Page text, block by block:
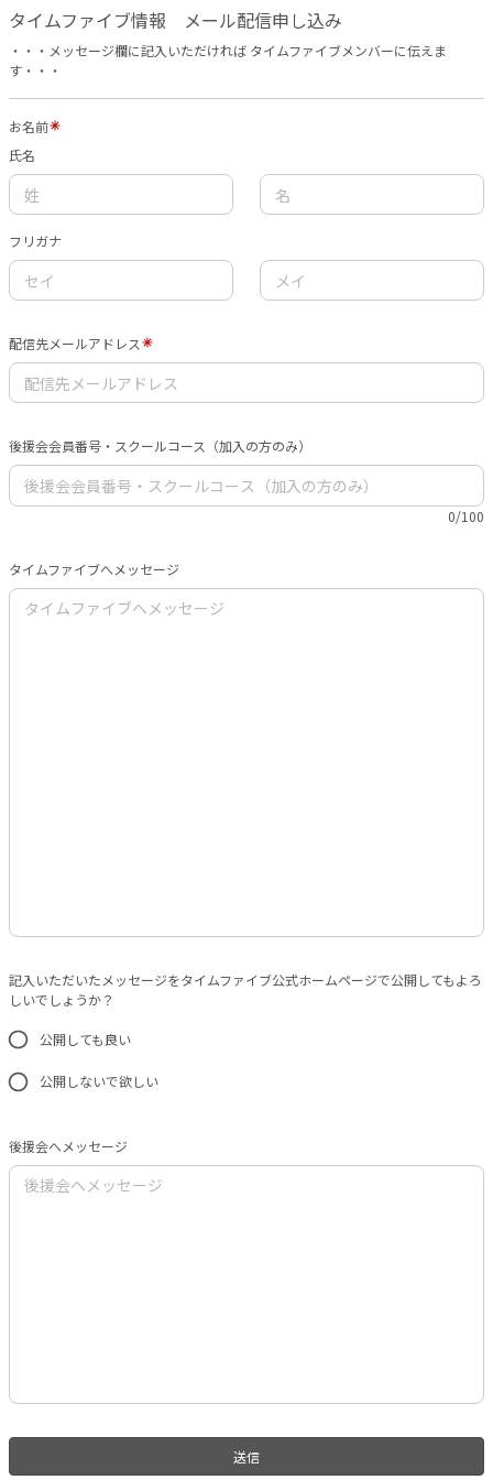
タイムファイブ情報 メール配信申し込み
・・・メッセージ欄に記入いただければ タイムファイブメンバーに伝えま
す・・・
お名前
氏名
フリガナ
配信先メールアドレス
後援会会員番号・スクールコース（加入の方のみ）
0/100
タイムファイブへメッセージ
記入いただいたメッセージをタイムファイブ公式ホームページで公開してもよろ
しいでしょうか？
公開しても良い
公開しないで欲しい
後援会へメッセージ
送信